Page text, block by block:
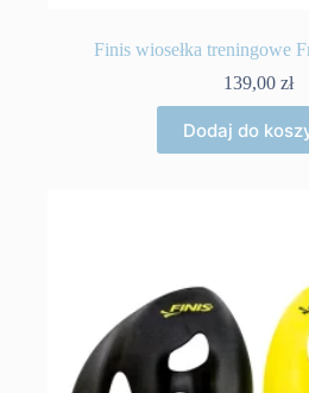
Finis wiosełka treningowe
139,00 zł
Dodaj do